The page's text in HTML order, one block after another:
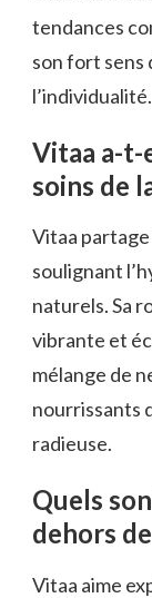
tendances
son fort sens
l’individualité.
Vitaa a-t-
soins de
Vitaa partage
soulignant
naturels. Sa
vibrante et
mélange de
nourrissants
radieuse.
Quels
dehors
Vitaa aime